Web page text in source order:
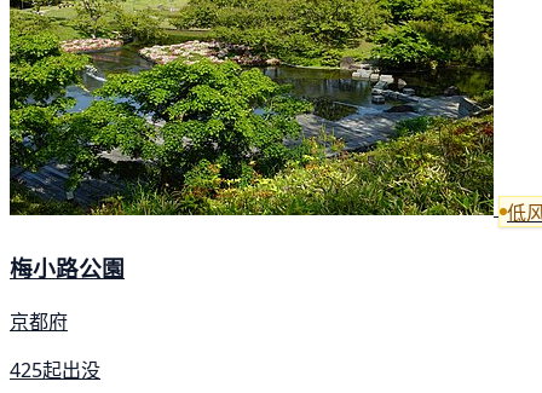
低
梅小路公園
京都府
425起出没